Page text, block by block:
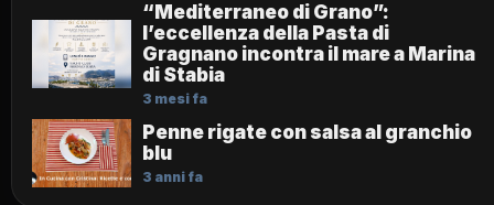
“Mediterraneo di Grano”:
l’eccellenza della Pasta di
Gragnano incontra il mare a Marina
di Stabia
3 mesi fa
Penne rigate con salsa al granchio
blu
3 anni fa